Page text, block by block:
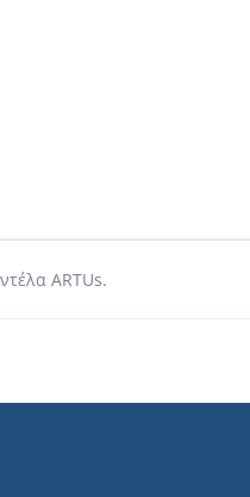
ARTUs.